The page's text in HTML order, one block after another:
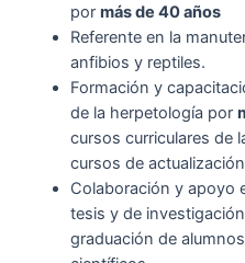
por más de 40 años
Referente en la
anfibios y reptiles.
Formación y
de la herpetología por
cursos curriculares de
cursos de
Colaboración y apoyo
tesis y de
graduación de